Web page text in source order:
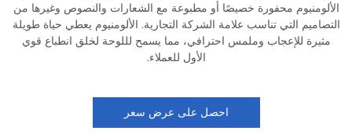
الألومنيوم محفورة خصيصًا أو مطبوعة مع الشعارات والنصوص وغيرها من
التصاميم التي تناسب علامة الشركة التجارية. الألومنيوم يعطي حياة طويلة
مثيرة للإعجاب وملمس احترافي، مما يسمح لللوحة لخلق انطباع قوي
الأول للعملاء.
احصل على عرض سعر